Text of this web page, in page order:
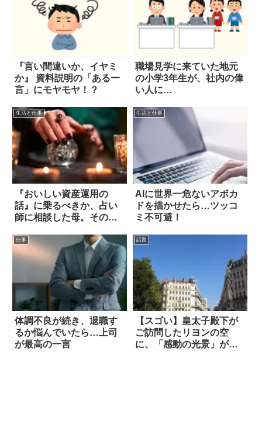
『言い間違いか、イヤミ
か』 資料説明の「ある一
言」にモヤモヤ！？
職場見学に来ていた地元
の小学3年生が、社内の偉
い人に…
生活と仕事
『おいしい資産運用の
話』に乗るべきか、占い
師に相談した母。その結
生活と仕事
AIに世界一危ないアボカ
ドを描かせたら…ツッコ
ミ不可避！
仕事
体調不良が続き、退職す
るか悩んでいたら…上司
が最高の一言
話題
【スゴい】皇太子殿下が
ご訪問したリヨンの空
に、「感動の光景」が広